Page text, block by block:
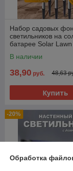
Набор садовых
светильников на
батарее Solar
В наличии
38,90 руб. 48,63
Купить
-20%
Обработка